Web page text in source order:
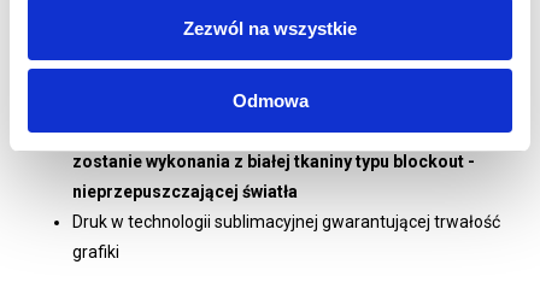
Zezwól na wszystkie
Odmowa
Grafika do podświetleń drukowana na Poliester Backlit
260g/m2
Idealnie podświetlona i nasycona grafika
Wybierając wydruk jednostronny tylna grafika
zostanie wykonania z białej tkaniny typu blockout -
nieprzepuszczającej światła
Druk w technologii sublimacyjnej gwarantującej trwałość
grafiki